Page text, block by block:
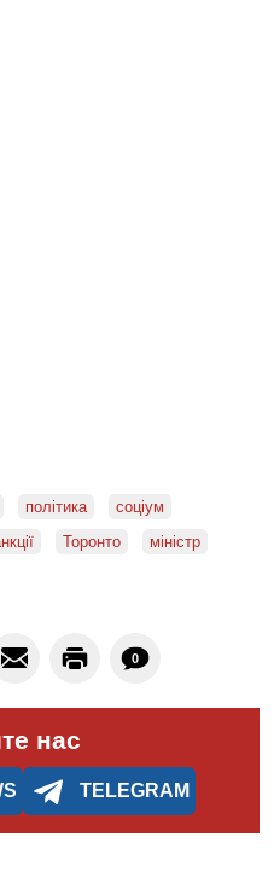
політика
соціум
Торонто
міністр
0
нас
TELEGRAM